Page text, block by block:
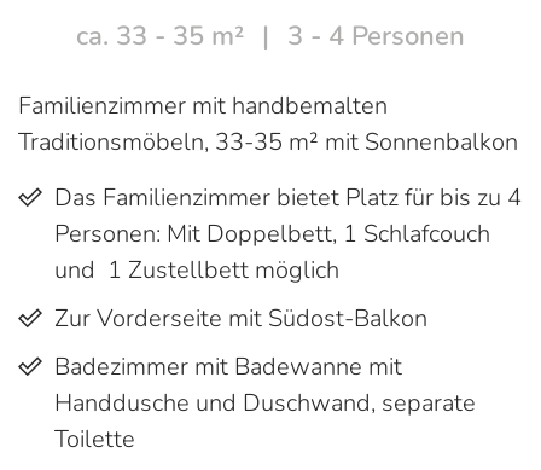
ca. 33 - 35 m²
3 - 4 Personen
Familienzimmer mit handbemalten
Traditionsmöbeln, 33-35 m² mit Sonnenbalkon
Das Familienzimmer bietet Platz für bis zu 4
Personen: Mit Doppelbett, 1 Schlafcouch
und 1 Zustellbett möglich
Zur Vorderseite mit Südost-Balkon
Badezimmer mit Badewanne mit
Handdusche und Duschwand, separate
Toilette